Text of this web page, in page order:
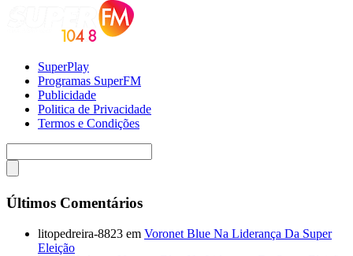
SuperPlay
Programas SuperFM
Publicidade
Politica de Privacidade
Termos e Condições
Últimos Comentários
litopedreira-8823 em Voronet Blue Na Liderança Da Super
Eleição